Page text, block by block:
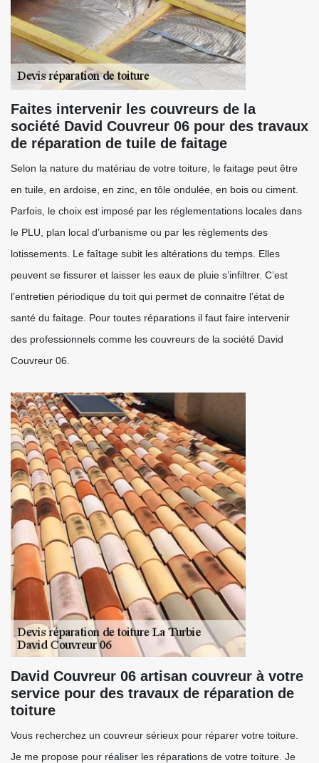
Faites intervenir les couvreurs de la
société David Couvreur 06 pour des travaux
de réparation de tuile de faitage
Selon la nature du matériau de votre toiture, le faitage peut être
en tuile, en ardoise, en zinc, en tôle ondulée, en bois ou ciment.
Parfois, le choix est imposé par les réglementations locales dans
le PLU, plan local d’urbanisme ou par les règlements des
lotissements. Le faîtage subit les altérations du temps. Elles
peuvent se fissurer et laisser les eaux de pluie s’infiltrer. C’est
l’entretien périodique du toit qui permet de connaitre l’état de
santé du faitage. Pour toutes réparations il faut faire intervenir
des professionnels comme les couvreurs de la société David
Couvreur 06.
David Couvreur 06 artisan couvreur à votre
service pour des travaux de réparation de
toiture
Vous recherchez un couvreur sérieux pour réparer votre toiture.
Je me propose pour réaliser les réparations de votre toiture. Je